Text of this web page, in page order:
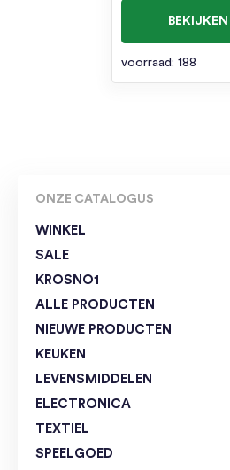
ONZE CATALOGUS
WINKEL
SALE
KROSNO1
ALLE PRODUCTEN
NIEUWE PRODUCTEN
KEUKEN
LEVENSMIDDELEN
ELECTRONICA
TEXTIEL
SPEELGOED
BEKIJKEN
voorraad: 188